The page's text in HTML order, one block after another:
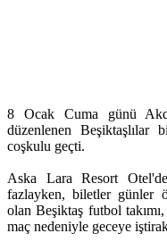
8 Ocak Cuma günü
düzenlenen
coşkulu geçti.
Aska Lara Resort
fazlayken, biletler günler
olan Beşiktaş futbol
maç nedeniyle geceye